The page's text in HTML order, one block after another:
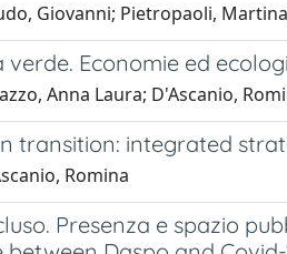
Giovanni; Pietropaoli,
Economie ed
Anna Laura; D'Ascanio,
transition: integrated
Romina
Presenza e spazio